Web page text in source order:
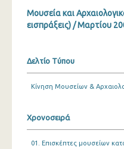
Οκτωβρίου 2024
Σεπτεμβρίου 2024
Ιουλίου 2024
Μαΐου 2024
Μουσεία και
εισπράξεις) / Μαρτίου
Δελτίο Τύπου
Κίνηση Μουσείων &
Χρονοσειρά
01. Επισκέπτες μουσείων